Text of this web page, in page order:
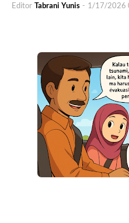
Editor Tabrani Yunis - 1/17/2026